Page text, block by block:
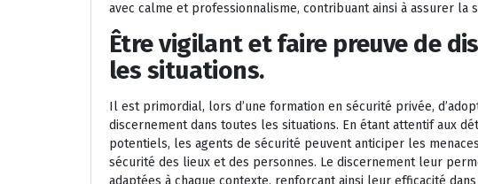
avec calme et professionnalisme, contribuant ainsi à assurer la
Être vigilant et faire preuve de
les situations.
Il est primordial, lors d’une formation en sécurité privée,
discernement dans toutes les situations. En étant attentif aux
potentiels, les agents de sécurité peuvent anticiper les
sécurité des lieux et des personnes. Le discernement leur
adaptées à chaque contexte, renforçant ainsi leur efficacité